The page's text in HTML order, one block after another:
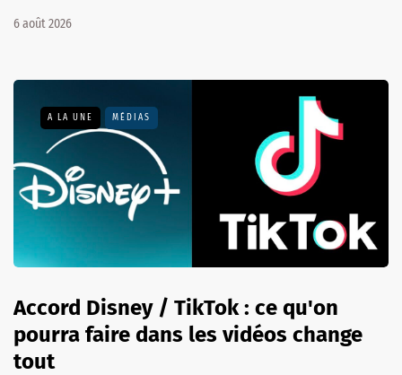
6 août 2026
A LA UNE MÉDIAS
Accord Disney / TikTok : ce qu'on
pourra faire dans les vidéos change
tout